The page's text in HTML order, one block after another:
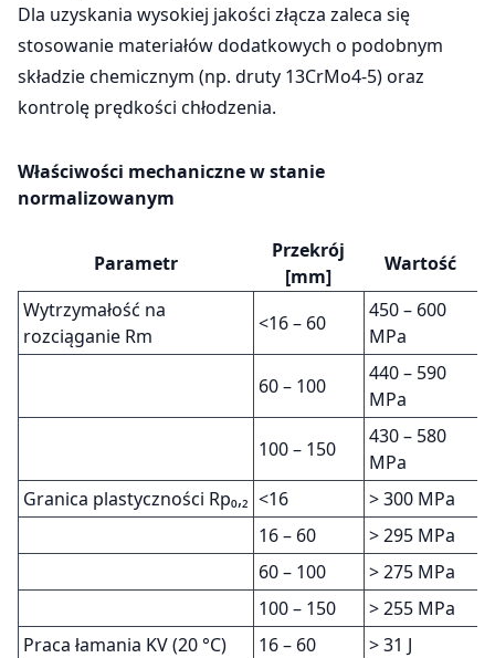
Dla uzyskania wysokiej jakości złącza zaleca się
stosowanie materiałów dodatkowych o podobnym
składzie chemicznym (np. druty 13CrMo4-5) oraz
kontrolę prędkości chłodzenia.
Właściwości mechaniczne w stanie
normalizowanym
Parametr
Przekrój
[mm]
Wartość
Wytrzymałość na
rozciąganie Rm
<16 – 60
450 – 600
MPa
60 – 100
440 – 590
MPa
100 – 150
430 – 580
MPa
Granica plastyczności Rp₀,₂ <16
> 300 MPa
16 – 60
> 295 MPa
60 – 100
> 275 MPa
100 – 150
> 255 MPa
Praca łamania KV (20 °C)
16 – 60
> 31 J